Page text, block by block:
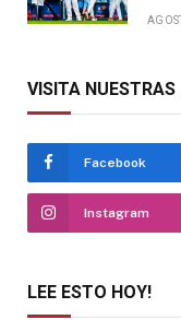
VISITA NUESTRAS
Facebook
Instagram
LEE ESTO HOY!